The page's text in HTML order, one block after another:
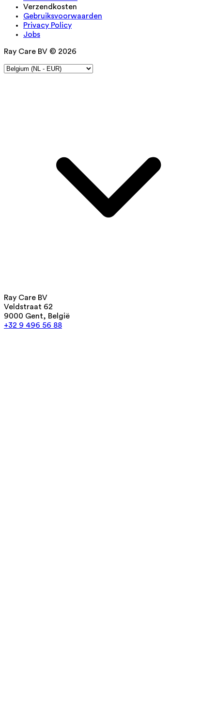
Verzendkosten
Gebruiksvoorwaarden
Privacy Policy
Jobs
Ray Care BV © 2026
Ray Care BV
Veldstraat 62
9000 Gent, België
+32 9 496 56 88